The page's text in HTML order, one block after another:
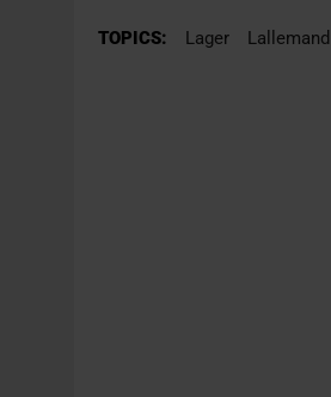
31 JUILLET 2026 PODCAST –
LA GRANDE
TOPICS: Lager